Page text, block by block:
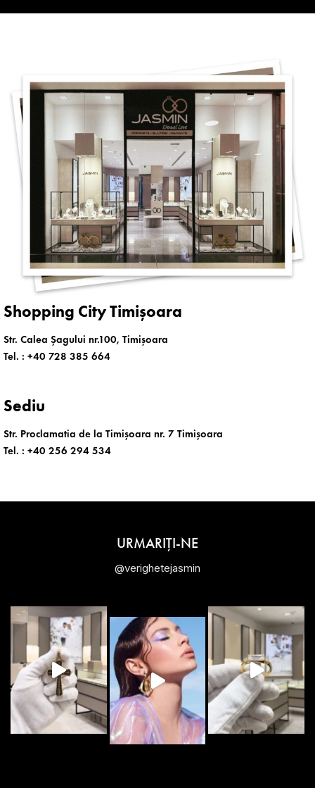
Shopping City Timișoara
Str. Calea Șagului nr.100, Timișoara
Tel. : +40 728 385 664
Sediu
Str. Proclamatia de la Timișoara nr. 7 Timișoara
Tel. : +40 256 294 534
URMARIȚI-NE
@verighetejasmin